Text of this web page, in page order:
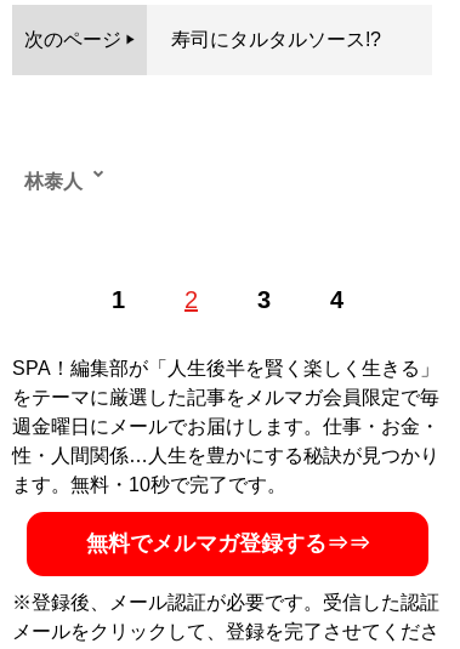
次のページ 寿司にタルタルソース!?
1 2 3 4
林泰人
つ。日本語、英語、ポーランド語のトライリンガルで西
記事一覧へ
SPA！編集部が「人生後半を賢く楽しく生きる」
をテーマに厳選した記事をメルマガ会員限定で毎
週金曜日にメールでお届けします。仕事・お金・
性・人間関係…人生を豊かにする秘訣が見つかり
ます。無料・10秒で完了です。
無料でメルマガ登録する⇒⇒
※登録後、メール認証が必要です。受信した認証
メールをクリックして、登録を完了させてくださ